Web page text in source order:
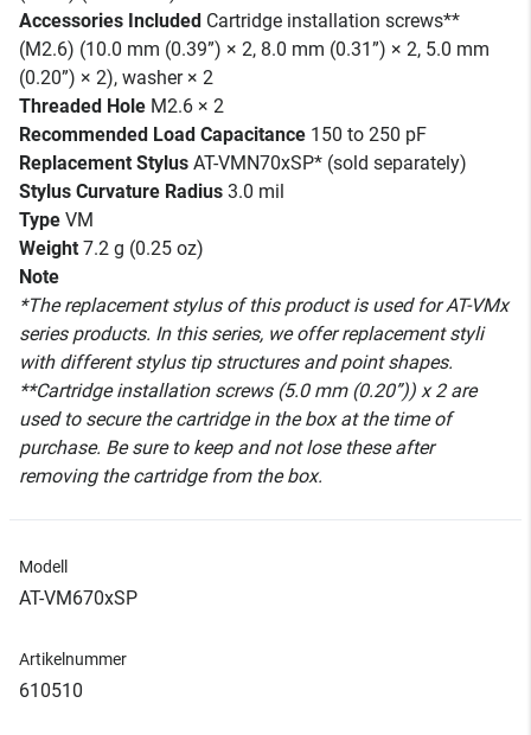
Accessories Included Cartridge installation screws**
(M2.6) (10.0 mm (0.39”) × 2, 8.0 mm (0.31”) × 2, 5.0 mm
(0.20”) × 2), washer × 2
Threaded Hole M2.6 × 2
Recommended Load Capacitance 150 to 250 pF
Replacement Stylus AT-VMN70xSP* (sold separately)
Stylus Curvature Radius 3.0 mil
Type VM
Weight 7.2 g (0.25 oz)
Note
*The replacement stylus of this product is used for AT-VMx
series products. In this series, we offer replacement styli
with different stylus tip structures and point shapes.
**Cartridge installation screws (5.0 mm (0.20”)) x 2 are
used to secure the cartridge in the box at the time of
purchase. Be sure to keep and not lose these after
removing the cartridge from the box.
Modell
AT-VM670xSP
Artikelnummer
610510